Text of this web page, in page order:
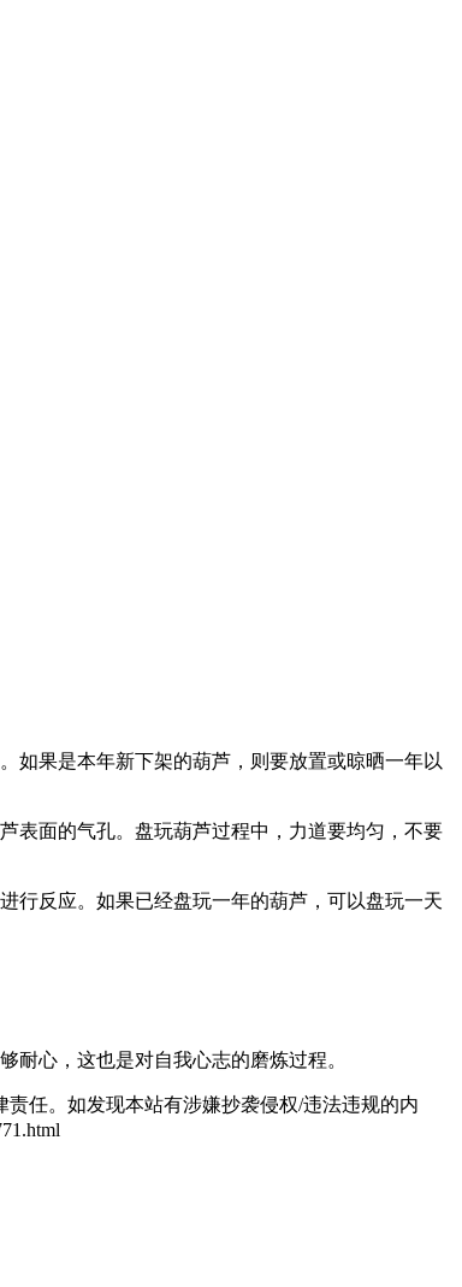
如果是本年新下架的葫芦，则要放置或晾晒一年以
表面的气孔。盘玩葫芦过程中，力道要均匀，不要
行反应。如果已经盘玩一年的葫芦，可以盘玩一天
耐心，这也是对自我心志的磨炼过程。
任。如发现本站有涉嫌抄袭侵权/违法违规的内